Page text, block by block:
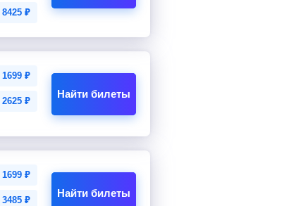
8425 ₽
1699 ₽
2625 ₽
Найти билеты
1699 ₽
3485 ₽
Найти билеты